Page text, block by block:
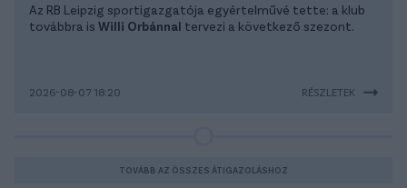
Az RB Leipzig sportigazgatója egyértelművé tette: a klub
továbbra is Willi Orbánnal tervezi a következő szezont.
2026-08-07 18:20 RÉSZLETEK
TOVÁBB AZ ÖSSZES ÁTIGAZOLÁSHOZ